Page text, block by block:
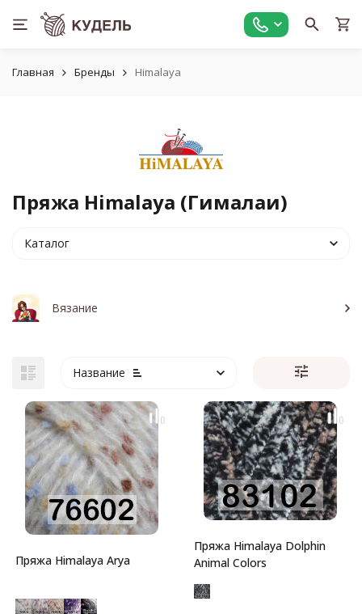
Главная Бренды Himalaya
Пряжа Himalaya (Гималаи)
Каталог
Вязание
Название
Пряжа Himalaya Arya
Пряжа Himalaya Dolphin
Animal Colors